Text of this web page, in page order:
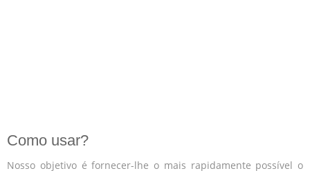
Como usar?
Nosso objetivo é fornecer-lhe o mais rapidamente possível o